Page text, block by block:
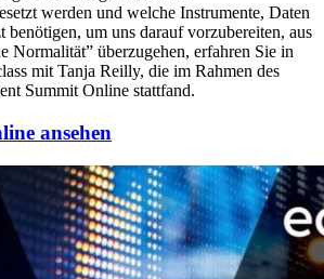
werden und welche Instrumente, Daten
benötigen, um uns darauf vorzubereiten, aus
Normalität” überzugehen, erfahren Sie in
mit Tanja Reilly, die im Rahmen des
Summit Online stattfand.
ansehen